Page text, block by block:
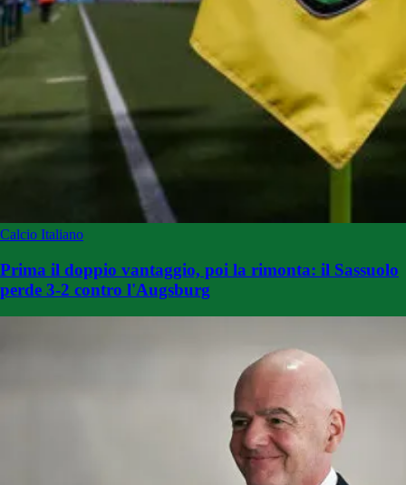
Calcio Italiano
Prima il doppio vantaggio, poi la rimonta: il Sassuolo
perde 3-2 contro l'Augsburg